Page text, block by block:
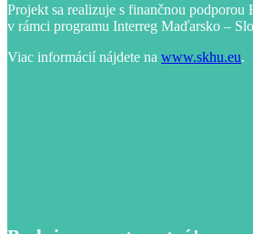
Projekt sa realizuje s finančnou podporou
v rámci programu Interreg Maďarsko –
Viac informácií nájdete na www.skhu.eu.